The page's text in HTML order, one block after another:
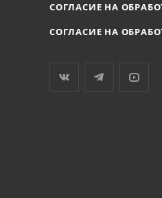
СОГЛАСИЕ НА
СОГЛАСИЕ НА